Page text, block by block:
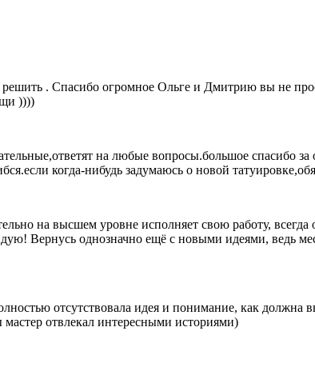
. Спасибо огромное Ольге и Дмитрию вы не
))))
на любые вопросы.большое спасибо
когда-нибудь задумаюсь о новой
на высшем уровне исполняет свою работу, всегда
Вернусь однозначно ещё с новыми идеями, ведь
отсутствовала идея и понимание, как должна
мастер отвлекал интересными историями)